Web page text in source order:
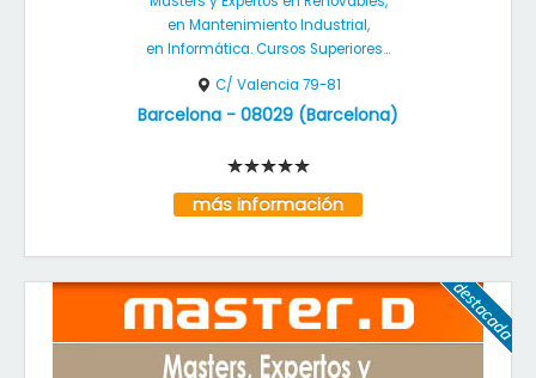
en Mantenimiento Industrial,
en Informática. Cursos Superiores...
C/ Valencia 79-81
Barcelona - 08029 (Barcelona)
más información